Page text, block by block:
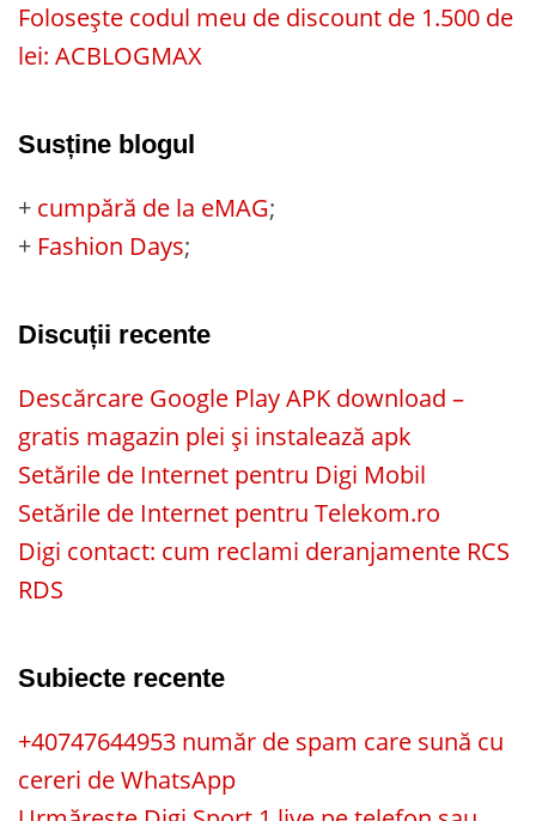
Folosește codul meu de discount de 1.500 de
lei: ACBLOGMAX
Susține blogul
+ cumpără de la eMAG;
+ Fashion Days;
Discuții recente
Descărcare Google Play APK download –
gratis magazin plei și instalează apk
Setările de Internet pentru Digi Mobil
Setările de Internet pentru Telekom.ro
Digi contact: cum reclami deranjamente RCS
RDS
Subiecte recente
+40747644953 număr de spam care sună cu
cereri de WhatsApp